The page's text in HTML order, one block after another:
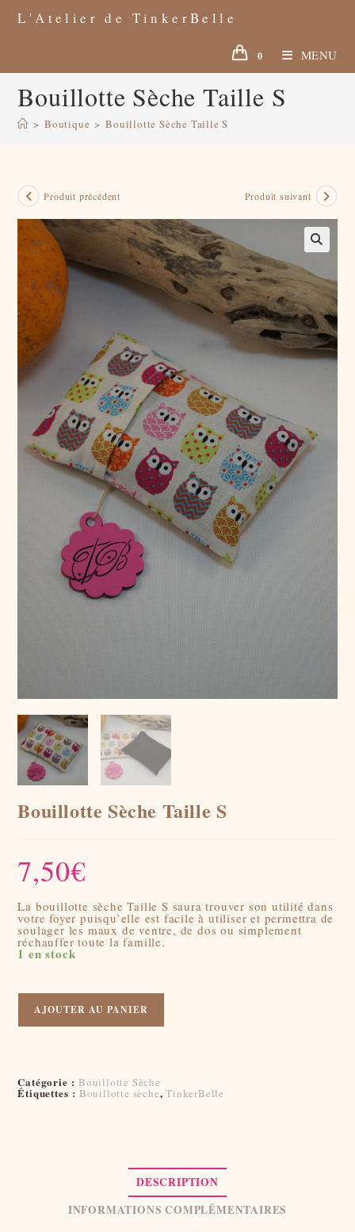
contentL'Atelier de TinkerBelle
0 MENU
Bouillotte Sèche Taille S
> Boutique > Bouillotte Sèche Taille S
Produit précédent Produit suivant
Bouillotte Sèche Taille S
7,50€
La bouillotte sèche Taille S saura trouver son utilité dans
votre foyer puisqu’elle est facile à utiliser et permettra de
soulager les maux de ventre, de dos ou simplement
réchauffer toute la famille.
1 en stock
quantité
Bouillotte
Sèche
AJOUTER AU PANIER
Catégorie : Bouillotte Sèche
Étiquettes : Bouillotte sèche,TinkerBelle
DESCRIPTION
INFORMATIONS COMPLÉMENTAIRES